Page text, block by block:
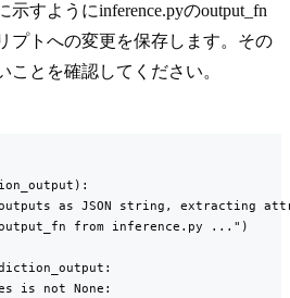
すようにinference.pyのoutput_fn
プトへの変更を保存します。その
ことを確認してください。
as JSON string, extracting
from inference.py ...")
is not None: